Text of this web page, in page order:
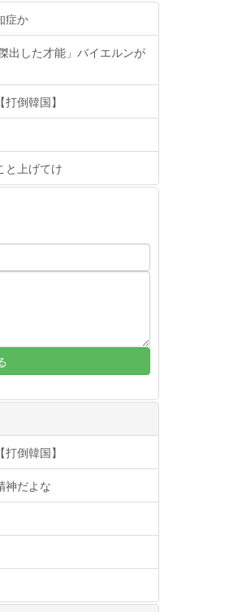
症か
出した才能」バイエルンが
倒韓国】
と上げてけ
倒韓国】
神だよな